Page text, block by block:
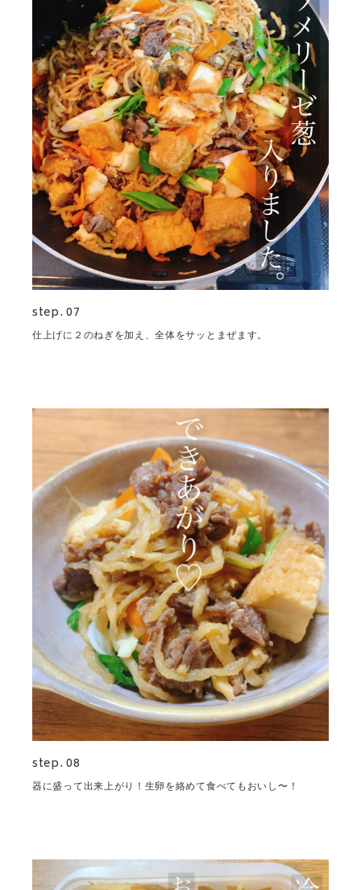
step. 07
仕上げに２のねぎを加え、全体をサッとまぜます。
step. 08
器に盛って出来上がり！生卵を絡めて食べてもおいし〜！